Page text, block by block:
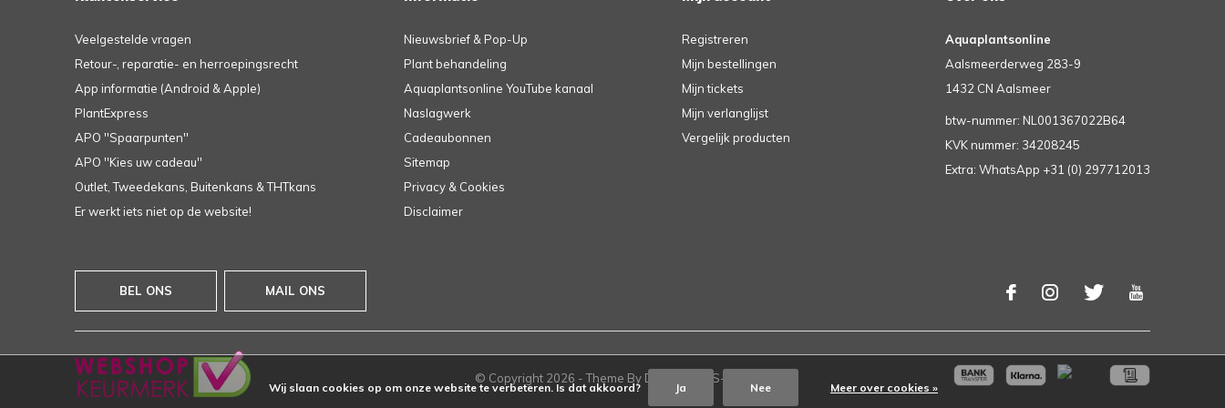
Veelgestelde vragen
Retour-, reparatie- en herroepingsrecht
App informatie (Android & Apple)
PlantExpress
APO ''Spaarpunten''
APO ''Kies uw cadeau''
Outlet, Tweedekans, Buitenkans & THTkans
Er werkt iets niet op de website!
Nieuwsbrief & Pop-Up
Plant behandeling
Aquaplantsonline YouTube kanaal
Naslagwerk
Cadeaubonnen
Sitemap
Privacy & Cookies
Disclaimer
Registreren
Mijn bestellingen
Mijn tickets
Mijn verlanglijst
Vergelijk producten
Aquaplantsonline
Aalsmeerderweg 283-9
1432 CN Aalsmeer
btw-nummer: NL001367022B64
KVK nummer: 34208245
Extra: WhatsApp +31 (0) 297712013
BEL ONS MAIL ONS
© Copyright 2026 - Theme By DMWS RSS-feed
Wij slaan cookies op om onze website te verbeteren. Is dat akkoord? Ja Nee Meer over cookies »